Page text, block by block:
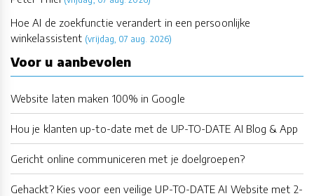
Hoe AI de zoekfunctie verandert in een persoonlijke
winkelassistent (vrijdag, 07 aug. 2026)
Voor u aanbevolen
Website laten maken 100% in Google
Hou je klanten up-to-date met de UP-TO-DATE AI Blog & App
Gericht online communiceren met je doelgroepen?
Gehackt? Kies voor een veilige UP-TO-DATE AI Website met 2-